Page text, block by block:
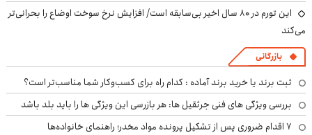
این تورم در ۸۰ سال اخیر بی‌سابقه است/ افزایش نرخ سوخت اوضاع را بحرانی‌تر
می‌کند
بازرگانی
ثبت برند یا خرید برند آماده : کدام راه برای کسب‌وکار شما مناسب‌تر است؟
بررسی ویژگی های فنی جرثقیل ها: هر بازرسی این ویژگی ها را باید بلد باشد
۷ اقدام ضروری پس از تشکیل پرونده مواد مخدر؛ راهنمای خانواده‌ها